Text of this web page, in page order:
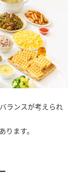
ランスが考えられ
ます。